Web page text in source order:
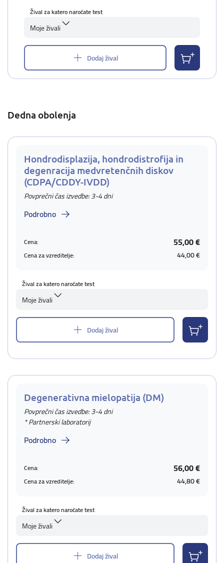
Žival za katero naročate test
Moje živali
Dodaj žival
Dedna obolenja
Hondrodisplazija, hondrodistrofija in
degenracija medvretenčnih diskov
(CDPA/CDDY-IVDD)
Povprečni čas izvedbe: 3-4 dni
Podrobno
Cena: 55,00 €
Cena za vzreditelje: 44,00 €
Žival za katero naročate test
Moje živali
Dodaj žival
Degenerativna mielopatija (DM)
Povprečni čas izvedbe: 3-4 dni
* Partnerski laboratorij
Podrobno
Cena: 56,00 €
Cena za vzreditelje: 44,80 €
Žival za katero naročate test
Moje živali
Dodaj žival